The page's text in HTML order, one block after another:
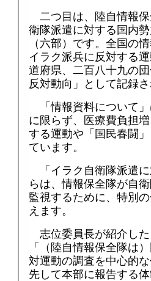
二つ目は、陸自情報
衛隊派遣に対する国内
（六部）です。全国の
イラク派兵に反対する
道府県、二百八十九の
反対動向」として記録
「情報資料について
に限らず、医療費負担
する運動や「国民春闘
ています。
「イラク自衛隊派遣
らは、情報保全隊が自
監視するために、特別
えます。
志位委員長が紹介し
「（陸自情報保全隊は
対運動の調査を中心的
先して本部に報告する